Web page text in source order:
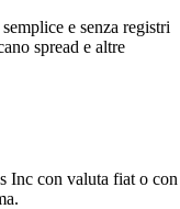
e senza registri
spread e altre
Inc con valuta fiat o con